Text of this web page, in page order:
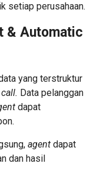
setiap perusahaan.
& Automatic
yang terstruktur
Data pelanggan
dapat
agent dapat
dan hasil